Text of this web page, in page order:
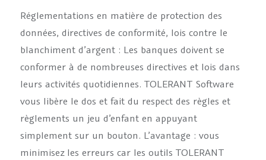
Réglementations en matière de protection des
données, directives de conformité, lois contre le
blanchiment d’argent : Les banques doivent se
conformer à de nombreuses directives et lois dans
leurs activités quotidiennes. TOLERANT Software
vous libère le dos et fait du respect des règles et
règlements un jeu d’enfant en appuyant
simplement sur un bouton. L’avantage : vous
minimisez les erreurs car les outils TOLERANT